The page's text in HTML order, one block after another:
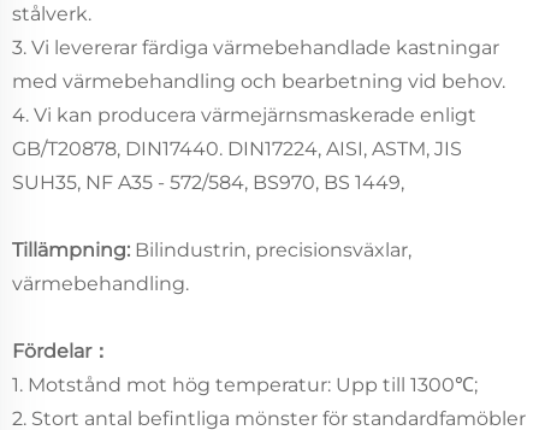
stålverk.
3. Vi levererar färdiga värmebehandlade kastningar
med värmebehandling och bearbetning vid behov.
4. Vi kan producera värmejärnsmaskerade enligt
GB/T20878, DIN17440. DIN17224, AISI, ASTM, JIS
SUH35, NF A35 - 572/584, BS970, BS 1449,
Tillämpning: Bilindustrin, precisionsväxlar,
värmebehandling.
Fördelar：
1. Motstånd mot hög temperatur: Upp till 1300℃;
2. Stort antal befintliga mönster för standardfamöbler